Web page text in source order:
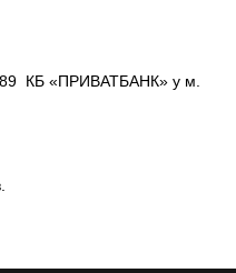
КБ «ПРИВАТБАНК» у м.